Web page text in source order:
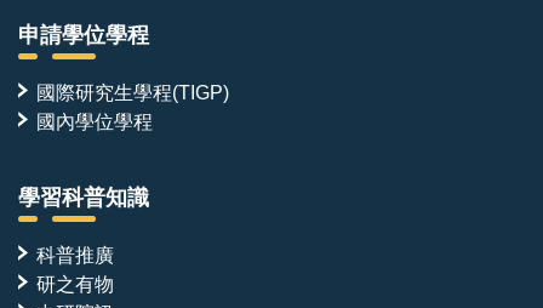
申請學位學程
國際研究生學程(TIGP)
國內學位學程
學習科普知識
科普推廣
研之有物